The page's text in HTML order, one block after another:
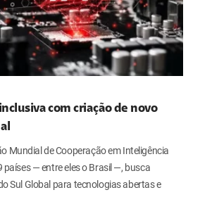
com criação de novo
Mundial de Cooperação em Inteligência
países — entre eles o Brasil —, busca
Sul Global para tecnologias abertas e